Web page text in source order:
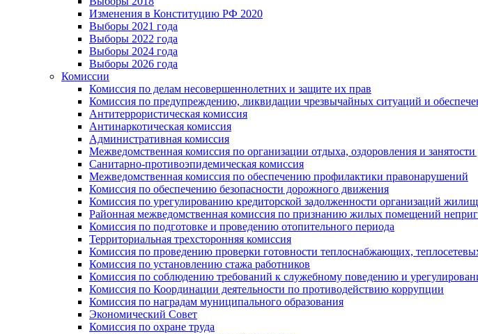
Изменения в Конституцию РФ 2020
Выборы 2021 года
Выборы 2022 года
Выборы 2024 года
Выборы 2026 года
Комиссии
Комиссия по делам несовершеннолетних и защите их прав
Комиссия по предупреждению, ликвидации чрезвычайных ситуаций и
Антитеррористическая комиссия
Антинаркотическая комиссия
Административная комиссия
Межведомственная комиссия по организации отдыха, оздоровления и
Санитарно-противоэпидемическая комиссия
Межведомственная комиссия по обеспечению профилактики правонарушений
Комиссия по обеспечению безопасности дорожного движения
Комиссия по урегулированию кредиторской задолженности организаций
Районная межведомственная комиссия по признанию жилых помещений
Комиссия по подготовке и проведению отопительного периода
Территориальная трехсторонняя комиссия
Комиссия по проведению проверки готовности теплоснабжающих,
Комиссия по установлению стажа работников
Комиссия по соблюдению требований к служебному поведению и
Комиссия по Координации деятельности по противодействию коррупции
Комиссия по наградам муниципального образования
Экономический Совет
Комиссия по охране труда